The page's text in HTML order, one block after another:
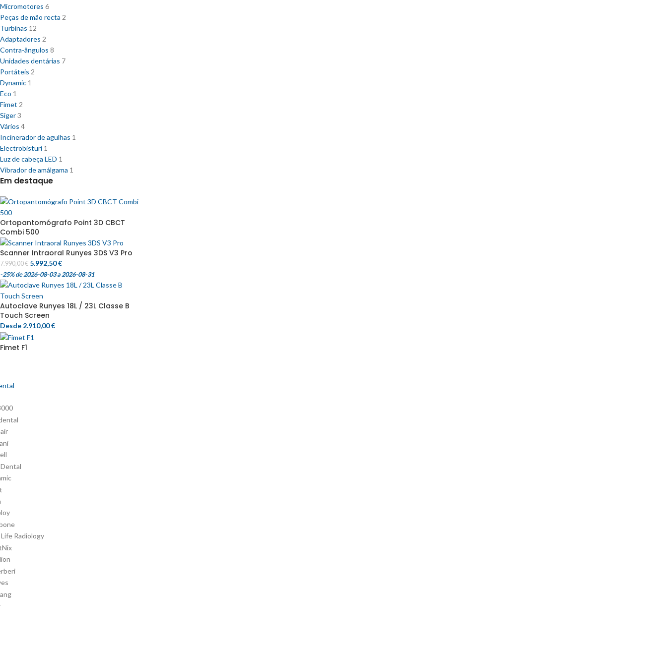
Micromotores 6
Peças de mão recta 2
Turbinas 12
Adaptadores 2
Contra-ângulos 8
Unidades dentárias 7
Portáteis 2
Dynamic 1
Eco 1
Fimet 2
Siger3
Vários 4
Incinerador de agulhas 1
Electrobisturi 1
Luz de cabeça LED 1
Vibrador de amálgama 1
Em destaque
Ortopantomógrafo Point 3D CBCT
Combi 500
Scanner Intraoral Runyes 3DS V3 Pro
7.990,00€ 5.992,50€
-25%de 2026-08-03 a 2026-08-31
Autoclave Runyes 18L / 23L Classe B
Touch Screen
Desde 2.910,00€
Fimet F1